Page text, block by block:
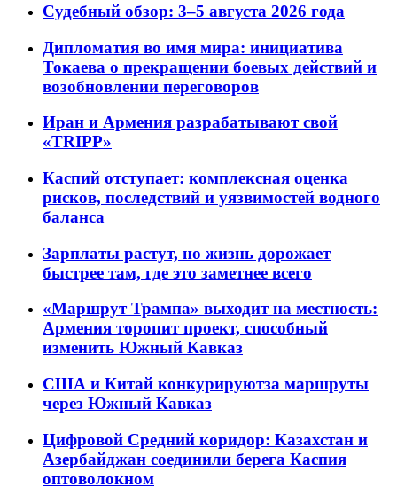
Судебный обзор: 3–5 августа 2026 года
Дипломатия во имя мира: инициатива
Токаева о прекращении боевых действий и
возобновлении переговоров
Иран и Армения разрабатывают свой
«TRIPP»
Каспий отступает: комплексная оценка
рисков, последствий и уязвимостей водного
баланса
Зарплаты растут, но жизнь дорожает
быстрее там, где это заметнее всего
«Маршрут Трампа» выходит на местность:
Армения торопит проект, способный
изменить Южный Кавказ
США и Китай конкурируютза маршруты
через Южный Кавказ
Цифровой Средний коридор: Казахстан и
Азербайджан соединили берега Каспия
оптоволокном